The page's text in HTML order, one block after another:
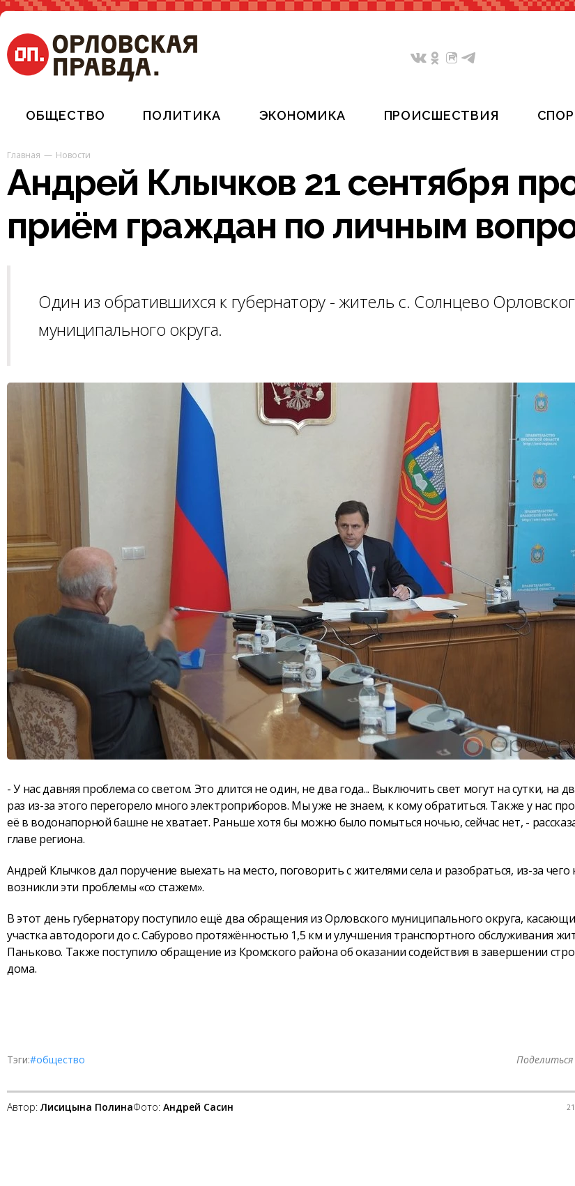
ОБЩЕСТВО ПОЛИТИКА ЭКОНОМИКА ПРОИСШЕСТВИЯ
Главная Новости
Андрей Клычков 21 сентября
приём граждан по личным
Один из обратившихся к губернатору - житель с. Солнцево
муниципального округа.
- У нас давняя проблема со светом. Это длится не один, не два года... Выключить свет могут на сутки, на
раз из-за этого перегорело много электроприборов. Мы уже не знаем, к кому обратиться. Также у нас
её в водонапорной башне не хватает. Раньше хотя бы можно было помыться ночью, сейчас нет, -
главе региона.
Андрей Клычков дал поручение выехать на место, поговорить с жителями села и разобраться, из-за чего
возникли эти проблемы «со стажем».
В этот день губернатору поступило ещё два обращения из Орловского муниципального округа,
участка автодороги до с. Сабурово протяжённостью 1,5 км и улучшения транспортного обслуживания
Паньково. Также поступило обращение из Кромского района об оказании содействия в завершении
дома.
Тэги:#общество
Автор: Лисицына ПолинаФото: Андрей Сасин